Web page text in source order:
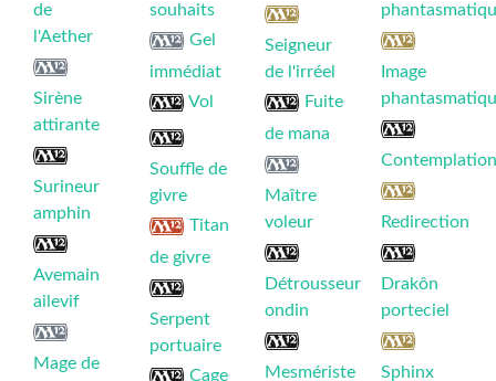
de
l'Aether
Sirène
attirante
Surineur
amphin
Avemain
ailevif
Mage de
souhaits
Gel
immédiat
Vol
Souffle de
givre
Titan
de givre
Serpent
portuaire
Cage
Seigneur
de l'irréel
Fuite
de mana
Maître
voleur
Détrousseur
ondin
Mesmériste
Image
Contemplation
Redirection
Drakôn
porteciel
Sphinx